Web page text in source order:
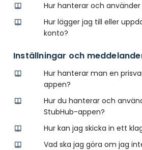
Hur hanterar och
Hur lägger jag till eller
konto?
Inställningar och
Hur hanterar man en
appen?
Hur du hanterar och
StubHub-appen?
Hur kan jag skicka in ett
Vad ska jag göra om jag